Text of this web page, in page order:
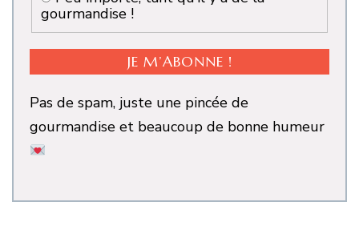
gourmandise !
Pas de spam, juste une pincée de
gourmandise et beaucoup de bonne humeur